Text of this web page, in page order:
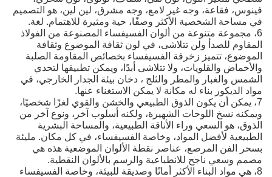
فينوس، فقاعة، وجه غير لامع، وجه مشرق، لين لين، هو التصميم
في مساحة الشخصية الأكثر وصفًا، حية ومثيرة للاهتمام. لغة.
6، مجموعة متنوعة من ألوان الفسيفساء المصنوعة من الفولاذ
المقاوم للصدأ ولن تتلاشى، في لون ثقافة الموضوع وثقافة
الموضوع، تتميز زخرفة الفسيفساء بخصائص المقاومة الصلبة
والأحماض والقلويات، ولا تتلاشى أبدًا، ويمكن تطبيقها لتحدي
الشمس والغبار والمطر والثلج ، دخان بيئة الجدار الخارجي، في
مواد الديكور بناء له مكانة لا يمكن الاستغناء عنها.
7، يمكن أن يكون الذوق الطبيعي والخشن والقوي لغزًا شخصيًا،
ويمكنه نسخ اللوحات الشهيرة، ولكنه أسلوب آخر، ونوع آخر من
الذوق، هو السعي وراء الأناقة الطبيعية، والمساحة البشرية
الطبيعية لأفضل المواد، وخاصة الفسيفساء، في كل مكان. مليئة
بسحر الفن المرصع، عناصر نقطة الألوان الموضعية هذه هي
مصمم وسعي ناجح للانطباعية والرسم بالألوان النقطية.
8، هي مواد البناء الأكثر أمانًا وصديقة للبيئة، وخاصة الفسيفساء